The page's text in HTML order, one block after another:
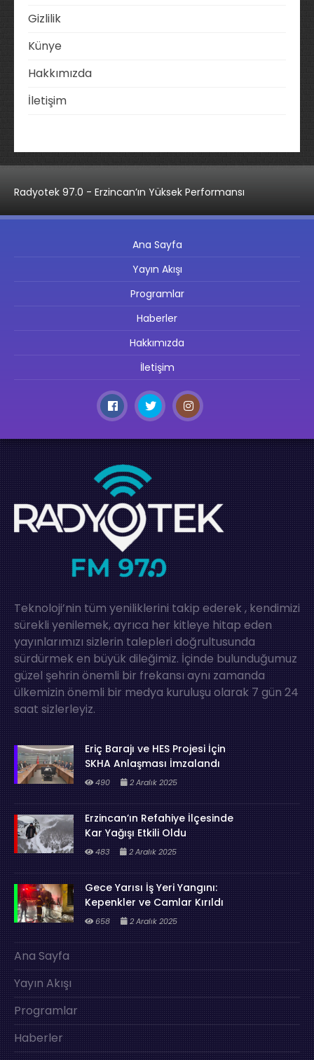
Gizlilik
Künye
Hakkımızda
İletişim
Radyotek 97.0 - Erzincan’ın Yüksek Performansı
Ana Sayfa
Yayın Akışı
Programlar
Haberler
Hakkımızda
İletişim
Teknoloji’nin tüm yeniliklerini takip ederek , kendimizi
sürekli yenilemek, ayrıca her kitleye hitap eden
yayınlarımızı sizlerin talepleri doğrultusunda
sürdürmek en büyük dileğimiz. İçinde bulunduğumuz
güzel şehrin önemli bir frekansı aynı zamanda
ülkemizin önemli bir medya kuruluşu olarak 7 gün 24
saat sizlerleyiz.
Eriç Barajı ve HES Projesi İçin
SKHA Anlaşması İmzalandı
490 2 Aralık 2025
Erzincan’ın Refahiye İlçesinde
Kar Yağışı Etkili Oldu
483 2 Aralık 2025
Gece Yarısı İş Yeri Yangını:
Kepenkler ve Camlar Kırıldı
658 2 Aralık 2025
Ana Sayfa
Yayın Akışı
Programlar
Haberler